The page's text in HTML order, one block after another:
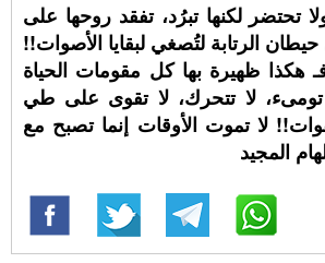
تحتضر لكنها تبرُد، تفقد روحها على
الرتابة لتُصغي لبقايا الأصوات!!
هكذا ظهيرة بها كل مقومات الحياة
تومىء، لا تتحرك، لا تقوى على طي
لا تموت الأوقات إنما تصبح مع
المجيد